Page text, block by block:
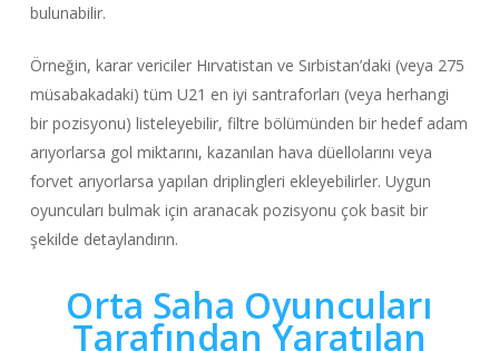
bulunabilir.
Örneğin, karar vericiler Hırvatistan ve Sırbistan’daki (veya 275
müsabakadaki) tüm U21 en iyi santraforları (veya herhangi
bir pozisyonu) listeleyebilir, filtre bölümünden bir hedef adam
arıyorlarsa gol miktarını, kazanılan hava düellolarını veya
forvet arıyorlarsa yapılan driplingleri ekleyebilirler. Uygun
oyuncuları bulmak için aranacak pozisyonu çok basit bir
şekilde detaylandırın.
Orta Saha Oyuncuları
Tarafından Yaratılan